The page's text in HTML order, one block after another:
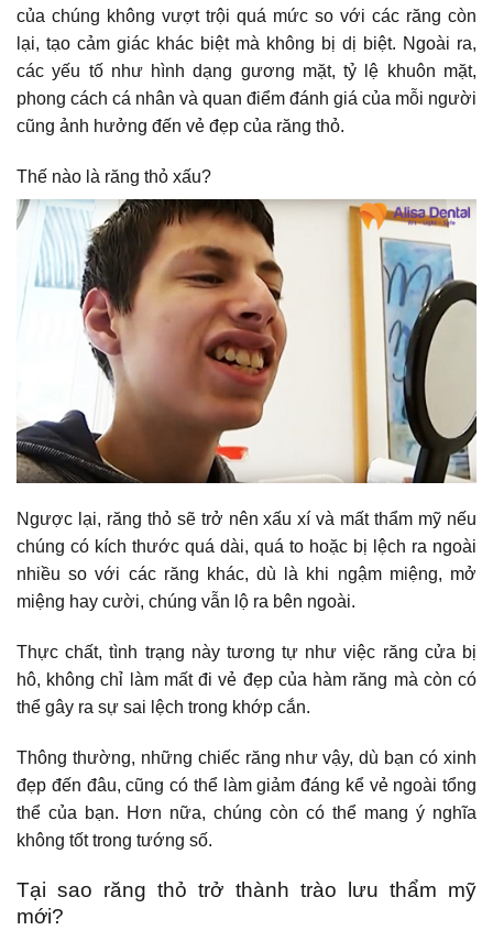
của chúng không vượt trội quá mức so với các răng còn
lại, tạo cảm giác khác biệt mà không bị dị biệt. Ngoài ra,
các yếu tố như hình dạng gương mặt, tỷ lệ khuôn mặt,
phong cách cá nhân và quan điểm đánh giá của mỗi người
cũng ảnh hưởng đến vẻ đẹp của răng thỏ.
Thế nào là răng thỏ xấu?
Ngược lại, răng thỏ sẽ trở nên xấu xí và mất thẩm mỹ nếu
chúng có kích thước quá dài, quá to hoặc bị lệch ra ngoài
nhiều so với các răng khác, dù là khi ngậm miệng, mở
miệng hay cười, chúng vẫn lộ ra bên ngoài.
Thực chất, tình trạng này tương tự như việc răng cửa bị
hô, không chỉ làm mất đi vẻ đẹp của hàm răng mà còn có
thể gây ra sự sai lệch trong khớp cắn.
Thông thường, những chiếc răng như vậy, dù bạn có xinh
đẹp đến đâu, cũng có thể làm giảm đáng kể vẻ ngoài tổng
thể của bạn. Hơn nữa, chúng còn có thể mang ý nghĩa
không tốt trong tướng số.
Tại sao răng thỏ trở thành trào lưu thẩm mỹ
mới?